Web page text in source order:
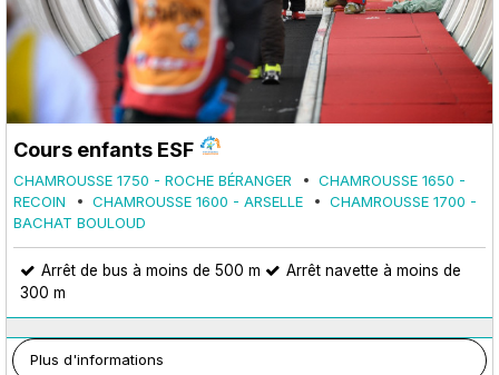
Cours enfants ESF
CHAMROUSSE 1750 - ROCHE BÉRANGER
CHAMROUSSE 1650 -
RECOIN
CHAMROUSSE 1600 - ARSELLE
CHAMROUSSE 1700 -
BACHAT BOULOUD
Arrêt de bus à moins de 500 m
Arrêt navette à moins de
300 m
Plus d'informations